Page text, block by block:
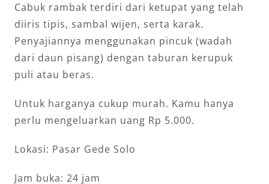
Cabuk rambak terdiri dari ketupat yang telah
diiris tipis, sambal wijen, serta karak.
Penyajiannya menggunakan pincuk (wadah
dari daun pisang) dengan taburan kerupuk
puli atau beras.
Untuk harganya cukup murah. Kamu hanya
perlu mengeluarkan uang Rp 5.000.
Lokasi: Pasar Gede Solo
Jam buka: 24 jam